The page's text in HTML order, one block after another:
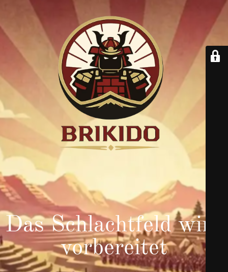
Das Schlachtfeld wird
vorbereitet